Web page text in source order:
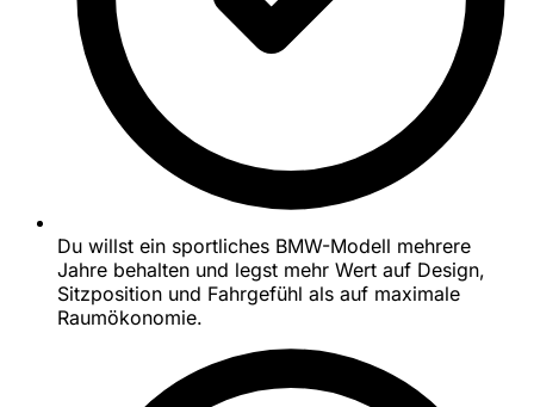
Du willst ein sportliches BMW-Modell mehrere
Jahre behalten und legst mehr Wert auf Design,
Sitzposition und Fahrgefühl als auf maximale
Raumökonomie.